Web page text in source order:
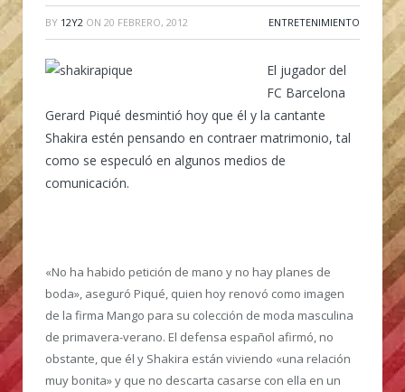
BY 12Y2 ON 20 FEBRERO, 2012 ENTRETENIMIENTO
El jugador del
FC Barcelona
Gerard Piqué desmintió hoy que él y la cantante
Shakira estén pensando en contraer matrimonio, tal
como se especuló en algunos medios de
comunicación.
«No ha habido petición de mano y no hay planes de
boda», aseguró Piqué, quien hoy renovó como imagen
de la firma Mango para su colección de moda masculina
de primavera-verano. El defensa español afirmó, no
obstante, que él y Shakira están viviendo «una relación
muy bonita» y que no descarta casarse con ella en un